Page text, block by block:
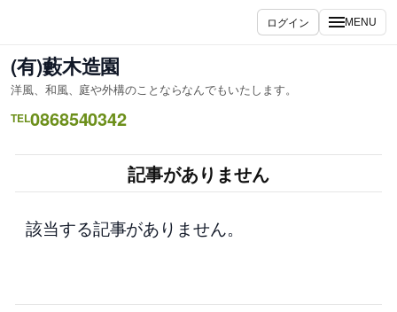
を
ス
キ
ッ
ログイン MENU
(有)藪木造園
洋風、和風、庭や外構のことならなんでもいたします。
TEL0868540342
記事がありません
該当する記事がありません。